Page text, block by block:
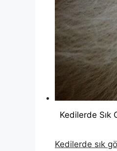
Kedilerde Sık
Kedilerde sık